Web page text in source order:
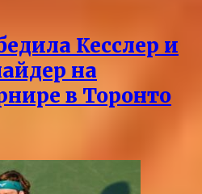
Кесслер и
на
в Торонто